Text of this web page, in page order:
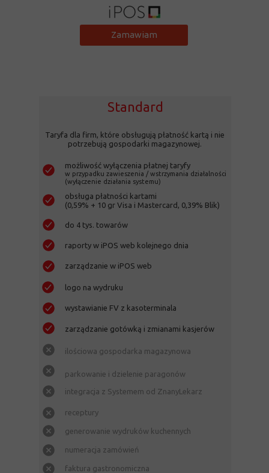
faktura gastronomiczna
numeracja zamówień
możliwość wyłączenia płatnej taryfy
w przypadku zawieszenia / wstrzymania działalności
(wyłączenie działania systemu)
obsługa płatności kartami
(0,59% + 10 gr Visa i Mastercard, 0,39% Blik)
Standard
generowanie wydruków kuchennych
receptury
integracja z Systemem od ZnanyLekarz
parkowanie i dzielenie paragonów
ilościowa gospodarka magazynowa
zarządzanie gotówką i zmianami kasjerów
wystawianie FV z kasoterminala
logo na wydruku
zarządzanie w iPOS web
raporty w iPOS web kolejnego dnia
do 4 tys. towarów
Taryfa dla firm, które obsługują płatność kartą i nie
potrzebują gospodarki magazynowej.
Zamawiam